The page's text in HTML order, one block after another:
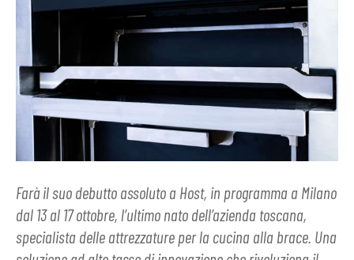
Farà il suo debutto assoluto a Host, in programma a Milano
dal 13 al 17 ottobre, l’ultimo nato dell’azienda toscana,
specialista delle attrezzature per la cucina alla brace. Una